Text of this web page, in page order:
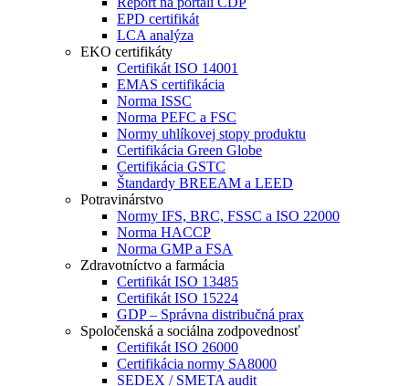
EPD certifikát
LCA analýza
EKO certifikáty
Certifikát ISO 14001
EMAS certifikácia
Norma ISSC
Norma PEFC a FSC
Normy uhlíkovej stopy produktu
Certifikácia Green Globe
Certifikácia GSTC
Štandardy BREEAM a LEED
Potravinárstvo
Normy IFS, BRC, FSSC a ISO 22000
Norma HACCP
Norma GMP a FSA
Zdravotníctvo a farmácia
Certifikát ISO 13485
Certifikát ISO 15224
GDP – Správna distribučná prax
Spoločenská a sociálna zodpovednosť
Certifikát ISO 26000
Certifikácia normy SA8000
SEDEX / SMETA audit